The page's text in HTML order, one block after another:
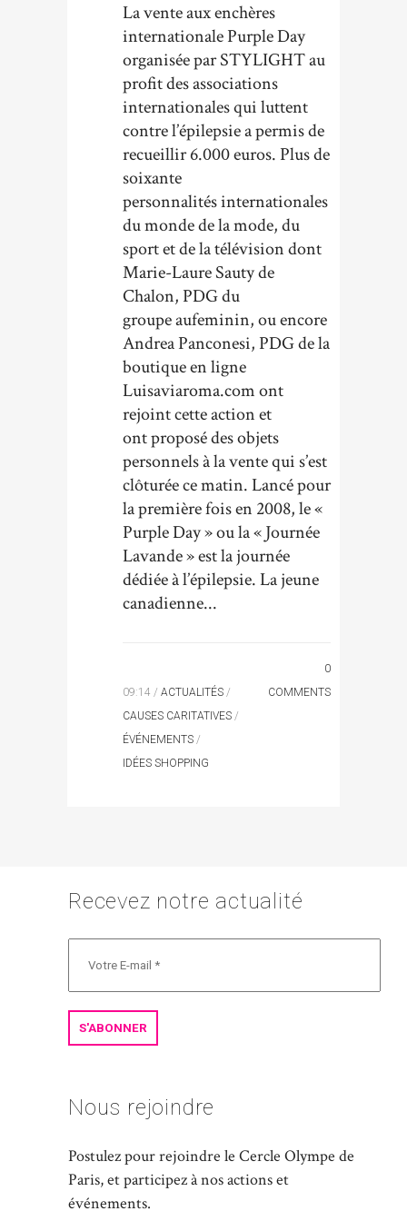
La vente aux enchères
internationale Purple Day
organisée par STYLIGHT au
profit des associations
internationales qui luttent
contre l’épilepsie a permis de
recueillir 6.000 euros. Plus de
soixante
personnalités internationales
du monde de la mode, du
sport et de la télévision dont
Marie-Laure Sauty de
Chalon, PDG du
groupe aufeminin, ou encore
Andrea Panconesi, PDG de la
boutique en ligne
Luisaviaroma.com ont
rejoint cette action et
ont proposé des objets
personnels à la vente qui s’est
clôturée ce matin. Lancé pour
la première fois en 2008, le «
Purple Day » ou la « Journée
Lavande » est la journée
dédiée à l’épilepsie. La jeune
canadienne...
09:14 / ACTUALITÉS /
CAUSES CARITATIVES /
ÉVÉNEMENTS /
IDÉES SHOPPING
0
COMMENTS
Recevez notre actualité
Nous rejoindre
Postulez pour rejoindre le Cercle Olympe de
Paris, et participez à nos actions et
événements.